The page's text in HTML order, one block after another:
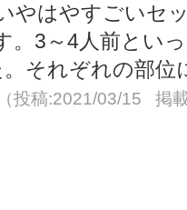
やはやすごいセ
。3～4人前とい
それぞれの部
（投稿:2021/03/15 掲